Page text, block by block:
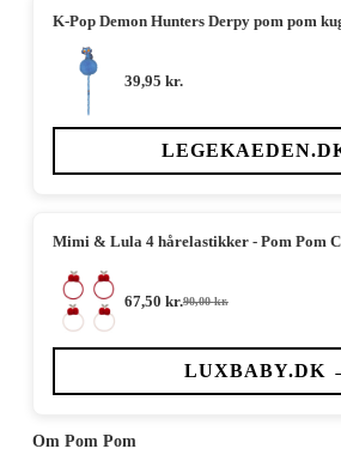
K-Pop Demon Hunters Derpy pom pom
39,95 kr.
Mimi & Lula 4 hårelastikker - Pom Pom
90,00kr.
Den
pris
var:
67,50 kr.Den
pris
er:
LUXBABY.DK
Om Pom Pom